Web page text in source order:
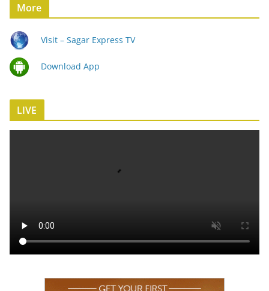
More
Visit – Sagar Express TV
Download App
LIVE